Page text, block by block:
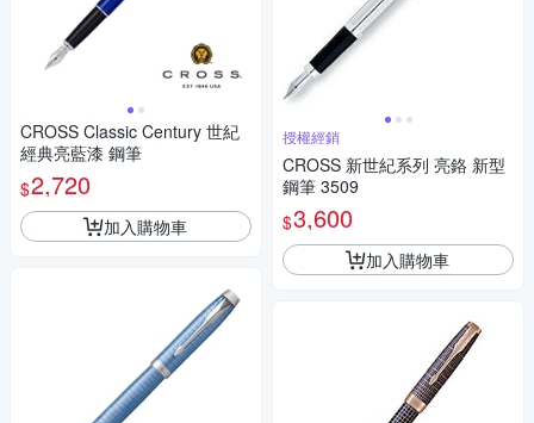
CROSS Classic Century 世紀
經典亮藍漆 鋼筆
$2,720
加入購物車
授權經銷
CROSS 新世紀系列 亮鉻 新型
鋼筆 3509
$3,600
加入購物車